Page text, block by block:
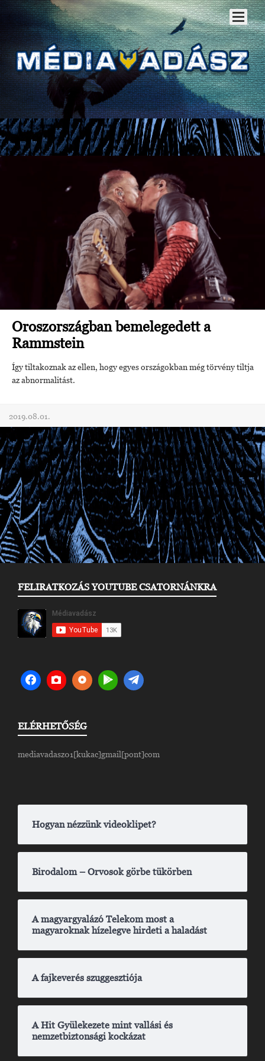
Oroszországban bemelegedett a
Rammstein
Így tiltakoznak az ellen, hogy egyes országokban még törvény tiltja
az abnormalitást.
2019.08.01.
FELIRATKOZÁS YOUTUBE CSATORNÁNKRA
ELÉRHETŐSÉG
mediavadasz01[kukac]gmail[pont]com
Hogyan nézzünk videoklipet?
Birodalom – Orvosok görbe tükörben
A magyargyalázó Telekom most a
magyaroknak hízelegve hirdeti a haladást
A fajkeverés szuggesztiója
A Hit Gyülekezete mint vallási és
nemzetbiztonsági kockázat